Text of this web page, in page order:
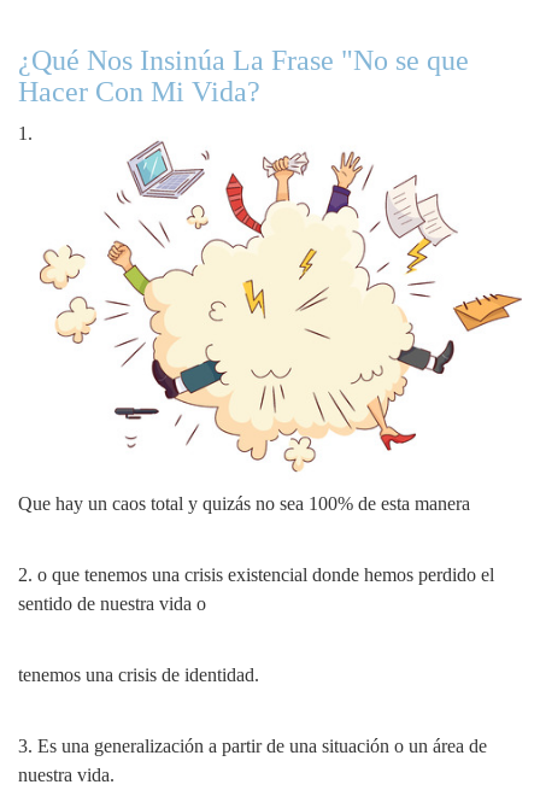
¿Qué Nos Insinúa La Frase "No se que
Hacer Con Mi Vida?
1.
Que hay un caos total y quizás no sea 100% de esta manera
2. o que tenemos una crisis existencial donde hemos perdido el
sentido de nuestra vida o
tenemos una crisis de identidad.
3. Es una generalización a partir de una situación o un área de
nuestra vida.